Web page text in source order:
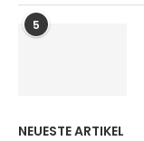
5
NEUESTE ARTIKEL